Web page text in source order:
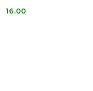
Cena:
16.00